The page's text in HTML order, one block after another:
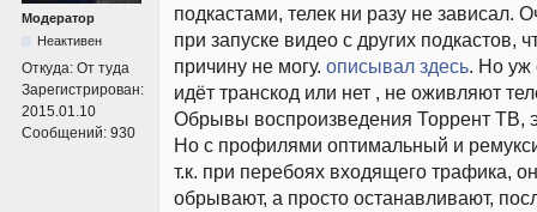
Модератор
Неактивен
Откуда: От туда
Зарегистрирован:
2015.01.10
Сообщений: 930
подкастами, телек ни разу не зависал.
при запуске видео с других подкастов,
причину не могу. описывал здесь. Но уж
идёт транскод или нет , не оживляют
Обрывы воспроизведения Торрент ТВ,
Но с профилями оптимальный и
т.к. при перебоях входящего трафика,
обрывают, а просто останавливают,